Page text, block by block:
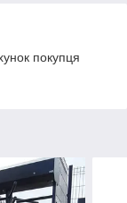
покупця